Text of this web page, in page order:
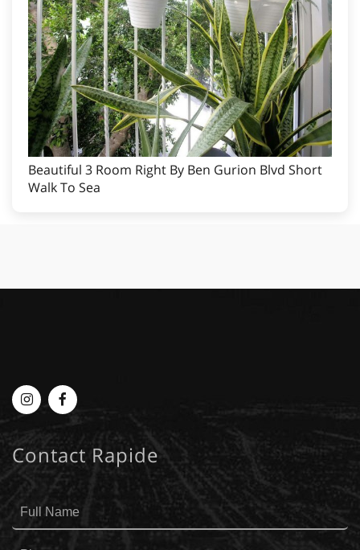
Beautiful 3 Room Right By Ben Gurion Blvd Short
Walk To Sea
Myplace
Instagram
MyPlace
Facebook
Contact Rapide